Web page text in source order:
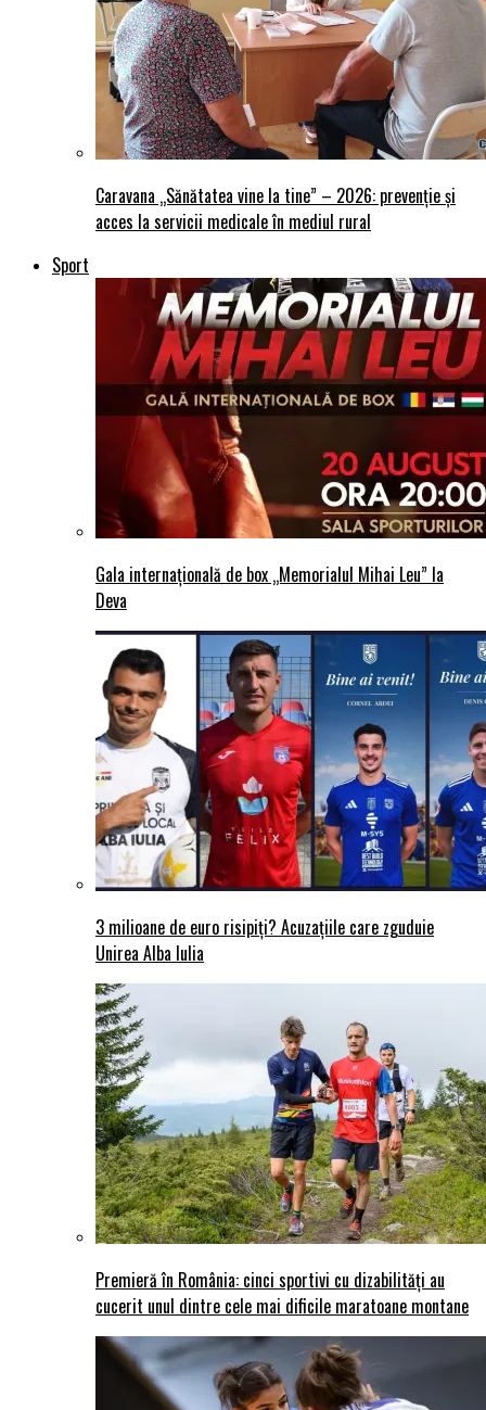
Caravana „Sănătatea vine la tine” – 2026: prevenție și
acces la servicii medicale în mediul rural
Sport
Gala internațională de box „Memorialul Mihai Leu” la
Deva
3 milioane de euro risipiți? Acuzațiile care zguduie
Unirea Alba Iulia
Premieră în România: cinci sportivi cu dizabilități au
cucerit unul dintre cele mai dificile maratoane montane